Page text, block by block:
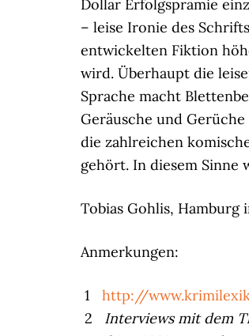
Dollar Erfolgsprämie
– leise Ironie des
entwickelten Fiktion
wird. Überhaupt die
Sprache macht
Geräusche und
die zahlreichen
gehört. In diesem Sinne
Tobias Gohlis, Hamburg
Anmerkungen:
1 http://
2 Interviews mit dem